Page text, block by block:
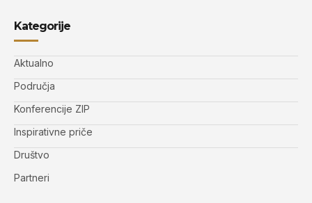
Kategorije
Aktualno
Područja
Konferencije ZIP
Inspirativne priče
Društvo
Partneri